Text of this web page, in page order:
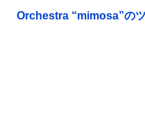
Orchestra “mimosa”の